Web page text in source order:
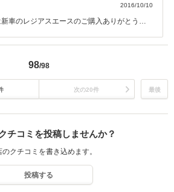
2016/10/10
車のレジアスエースのご購入ありがとうご
では色々な出来事がありましたが、無事にご
って頂ければ幸いです！ 今後ともよろしくお
98/98
次の20件 最後
チコミを投稿しませんか？
のクチコミを書き込めます。
投稿する